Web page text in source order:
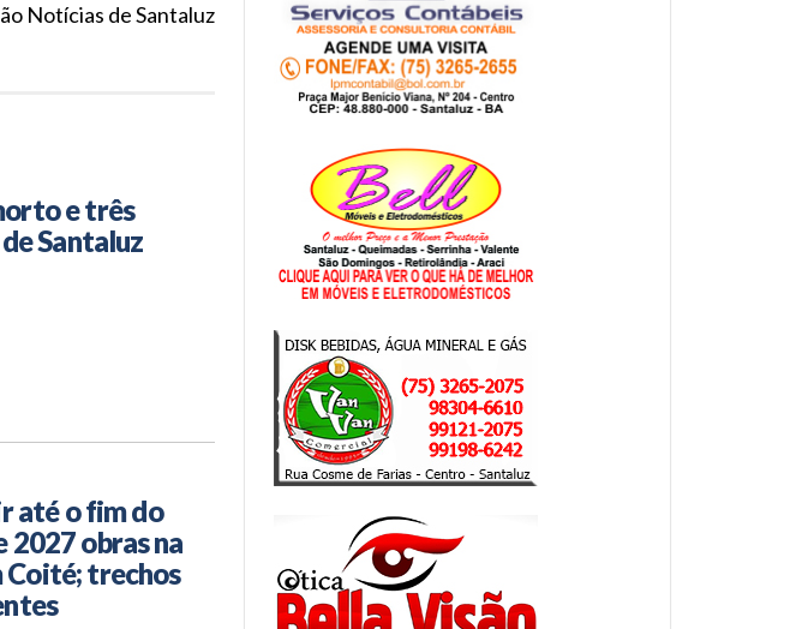
Notícias de Santaluz
e três
Santaluz
até o fim do
obras na
Coité; trechos